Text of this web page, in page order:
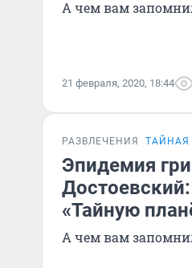
А чем вам
21 февраля, 2020, 18:44
РАЗВЛЕЧЕНИЯ ТАЙНАЯ
Эпидемия
«Тайную
А чем вам